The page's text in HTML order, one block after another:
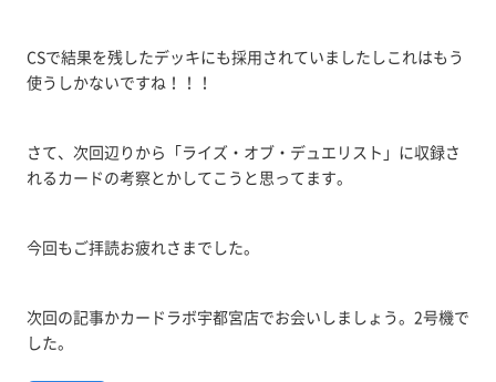
CSで結果を残したデッキにも採用されていましたしこれはもう
使うしかないですね！！！
さて、次回辺りから「ライズ・オブ・デュエリスト」に収録さ
れるカードの考察とかしてこうと思ってます。
今回もご拝読お疲れさまでした。
次回の記事かカードラボ宇都宮店でお会いしましょう。2号機で
した。